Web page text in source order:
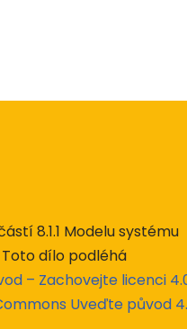
8.1.1 Modelu systému
dílo podléhá
– Zachovejte licenci
Uveďte původ